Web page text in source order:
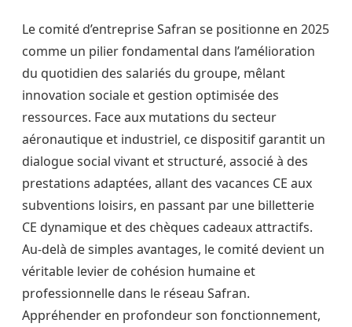
Le comité d’entreprise Safran se positionne en 2025
comme un pilier fondamental dans l’amélioration
du quotidien des salariés du groupe, mêlant
innovation sociale et gestion optimisée des
ressources. Face aux mutations du secteur
aéronautique et industriel, ce dispositif garantit un
dialogue social vivant et structuré, associé à des
prestations adaptées, allant des vacances CE aux
subventions loisirs, en passant par une billetterie
CE dynamique et des chèques cadeaux attractifs.
Au-delà de simples avantages, le comité devient un
véritable levier de cohésion humaine et
professionnelle dans le réseau Safran.
Appréhender en profondeur son fonctionnement,